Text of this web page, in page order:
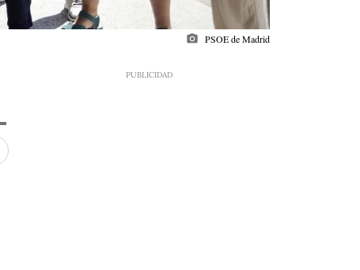
photo_camera PSOE de Madrid